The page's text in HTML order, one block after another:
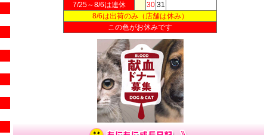
7/25～8/6は連休
30 31
8/6は出荷のみ（店舗は休み）
この色がお休みです